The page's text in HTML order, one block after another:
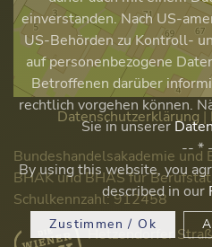
Datenschutzerklärung |
Bundeshandelsakademie und
BHAK und BHAS für
Schulkennzahl: 912458
Hetzendorfer
einverstanden. Nach US-
US-Behörden zu Kontroll-
auf personenbezogene
Betroffenen darüber
rechtlich vorgehen können.
Sie in unserer
-- *
By using this website, you
described in our
Zustimmen / Ok